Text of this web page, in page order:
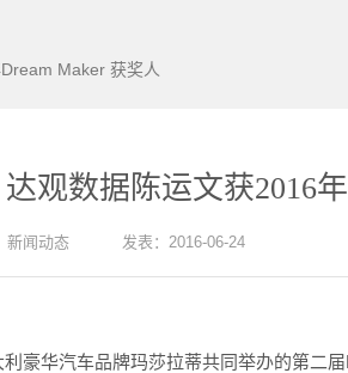
Maker 获奖人
观数据陈运文获2016
新闻动态 发表：2016-06-24
豪华汽车品牌玛莎拉蒂共同举办的第二